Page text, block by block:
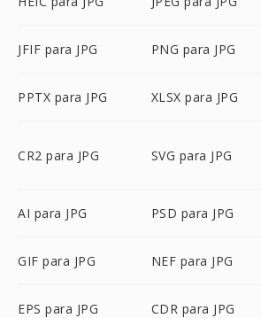
JFIF para JPG PNG para JPG
PPTX para JPG XLSX para JPG
CR2 para JPG SVG para JPG
AI para JPG PSD para JPG
GIF para JPG NEF para JPG
EPS para JPG CDR para JPG